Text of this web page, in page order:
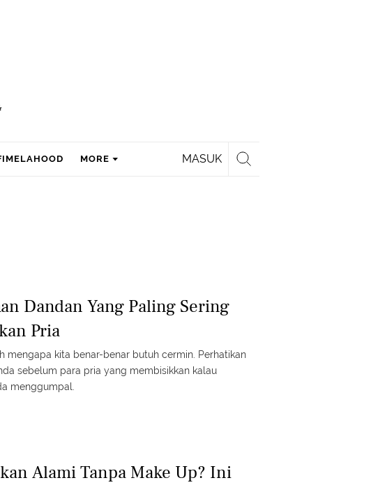
MASUK
MORE
Dandan Yang Paling Sering
Pria
mengapa kita benar-benar butuh cermin. Perhatikan
sebelum para pria yang membisikkan kalau
menggumpal.
Alami Tanpa Make Up? Ini